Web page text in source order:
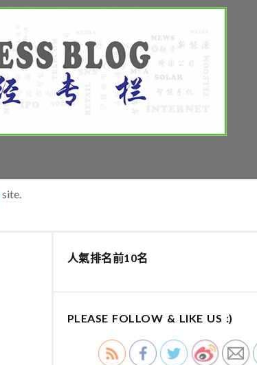
site.
人氣排名前10名
PLEASE FOLLOW & LIKE US :)